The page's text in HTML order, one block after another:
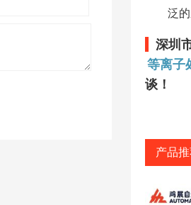
泛
深圳
等离子
谈！
产品